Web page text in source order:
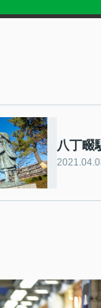
八丁畷